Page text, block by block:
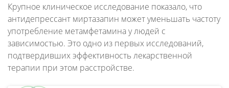
Крупное клиническое исследование показало, что
антидепрессант миртазапин может уменьшать частоту
употребление метамфетамина у людей с
зависимостью. Это одно из первых исследований,
подтвердивших эффективность лекарственной
терапии при этом расстройстве.